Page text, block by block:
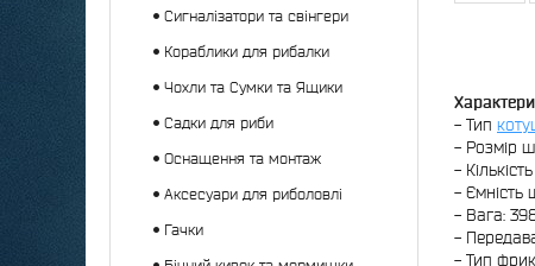
- Тип
- Розмір
-
- Ємність
- Вага:
-
- Тип
Сигналізатори та свінгери
Кораблики для рибалки
Чохли та Сумки та Ящики
Садки для риби
Оснащення та монтаж
Аксесуари для риболовлі
Гачки